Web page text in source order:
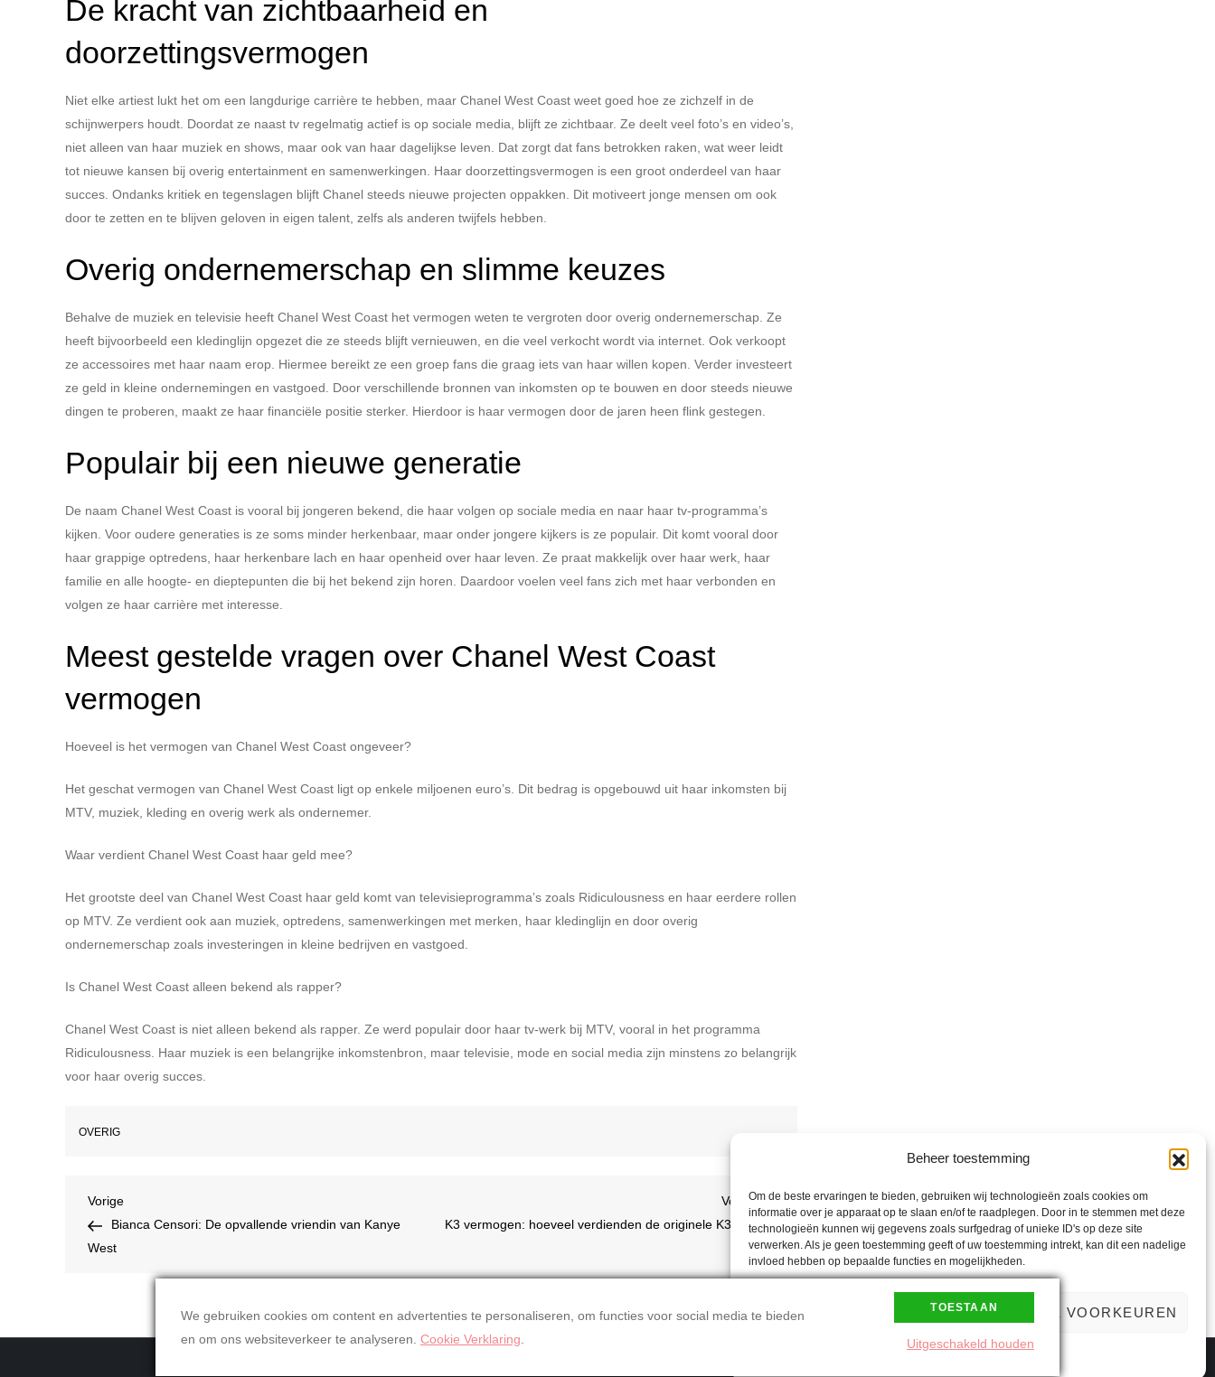
Beheer toestemming
Om de beste ervaringen te bieden, gebruiken wij technologieën zoals cookies om
informatie over je apparaat op te slaan en/of te raadplegen. Door in te stemmen met deze
technologieën kunnen wij gegevens zoals surfgedrag of unieke ID's op deze site
verwerken. Als je geen toestemming geeft of uw toestemming intrekt, kan dit een nadelige
invloed hebben op bepaalde functies en mogelijkheden.
ACCEPTEREN WEIGEREN BEKIJK VOORKEUREN
De kracht van zichtbaarheid en
doorzettingsvermogen
Niet elke artiest lukt het om een langdurige carrière te hebben, maar Chanel West Coast weet goed hoe ze zichzelf in de
schijnwerpers houdt. Doordat ze naast tv regelmatig actief is op sociale media, blijft ze zichtbaar. Ze deelt veel foto’s en video’s,
niet alleen van haar muziek en shows, maar ook van haar dagelijkse leven. Dat zorgt dat fans betrokken raken, wat weer leidt
tot nieuwe kansen bij overig entertainment en samenwerkingen. Haar doorzettingsvermogen is een groot onderdeel van haar
succes. Ondanks kritiek en tegenslagen blijft Chanel steeds nieuwe projecten oppakken. Dit motiveert jonge mensen om ook
door te zetten en te blijven geloven in eigen talent, zelfs als anderen twijfels hebben.
Overig ondernemerschap en slimme keuzes
Behalve de muziek en televisie heeft Chanel West Coast het vermogen weten te vergroten door overig ondernemerschap. Ze
heeft bijvoorbeeld een kledinglijn opgezet die ze steeds blijft vernieuwen, en die veel verkocht wordt via internet. Ook verkoopt
ze accessoires met haar naam erop. Hiermee bereikt ze een groep fans die graag iets van haar willen kopen. Verder investeert
ze geld in kleine ondernemingen en vastgoed. Door verschillende bronnen van inkomsten op te bouwen en door steeds nieuwe
dingen te proberen, maakt ze haar financiële positie sterker. Hierdoor is haar vermogen door de jaren heen flink gestegen.
Populair bij een nieuwe generatie
De naam Chanel West Coast is vooral bij jongeren bekend, die haar volgen op sociale media en naar haar tv-programma’s
kijken. Voor oudere generaties is ze soms minder herkenbaar, maar onder jongere kijkers is ze populair. Dit komt vooral door
haar grappige optredens, haar herkenbare lach en haar openheid over haar leven. Ze praat makkelijk over haar werk, haar
familie en alle hoogte- en dieptepunten die bij het bekend zijn horen. Daardoor voelen veel fans zich met haar verbonden en
volgen ze haar carrière met interesse.
Meest gestelde vragen over Chanel West Coast
vermogen
Hoeveel is het vermogen van Chanel West Coast ongeveer?
Het geschat vermogen van Chanel West Coast ligt op enkele miljoenen euro’s. Dit bedrag is opgebouwd uit haar inkomsten bij
MTV, muziek, kleding en overig werk als ondernemer.
Waar verdient Chanel West Coast haar geld mee?
Het grootste deel van Chanel West Coast haar geld komt van televisieprogramma’s zoals Ridiculousness en haar eerdere rollen
op MTV. Ze verdient ook aan muziek, optredens, samenwerkingen met merken, haar kledinglijn en door overig
ondernemerschap zoals investeringen in kleine bedrijven en vastgoed.
Is Chanel West Coast alleen bekend als rapper?
Chanel West Coast is niet alleen bekend als rapper. Ze werd populair door haar tv-werk bij MTV, vooral in het programma
Ridiculousness. Haar muziek is een belangrijke inkomstenbron, maar televisie, mode en social media zijn minstens zo belangrijk
voor haar overig succes.
OVERIG
Bericht
navigatie
Vorig
bericht
Vorige
Bianca Censori: De opvallende vriendin van Kanye
West
Volgend
bericht
Volgende
K3 vermogen: hoeveel verdienden de originele K3-leden?
We gebruiken cookies om content en advertenties te personaliseren, om functies voor social media te bieden
en om ons websiteverkeer te analyseren. Cookie Verklaring
TOESTAAN
Uitgeschakeld houden